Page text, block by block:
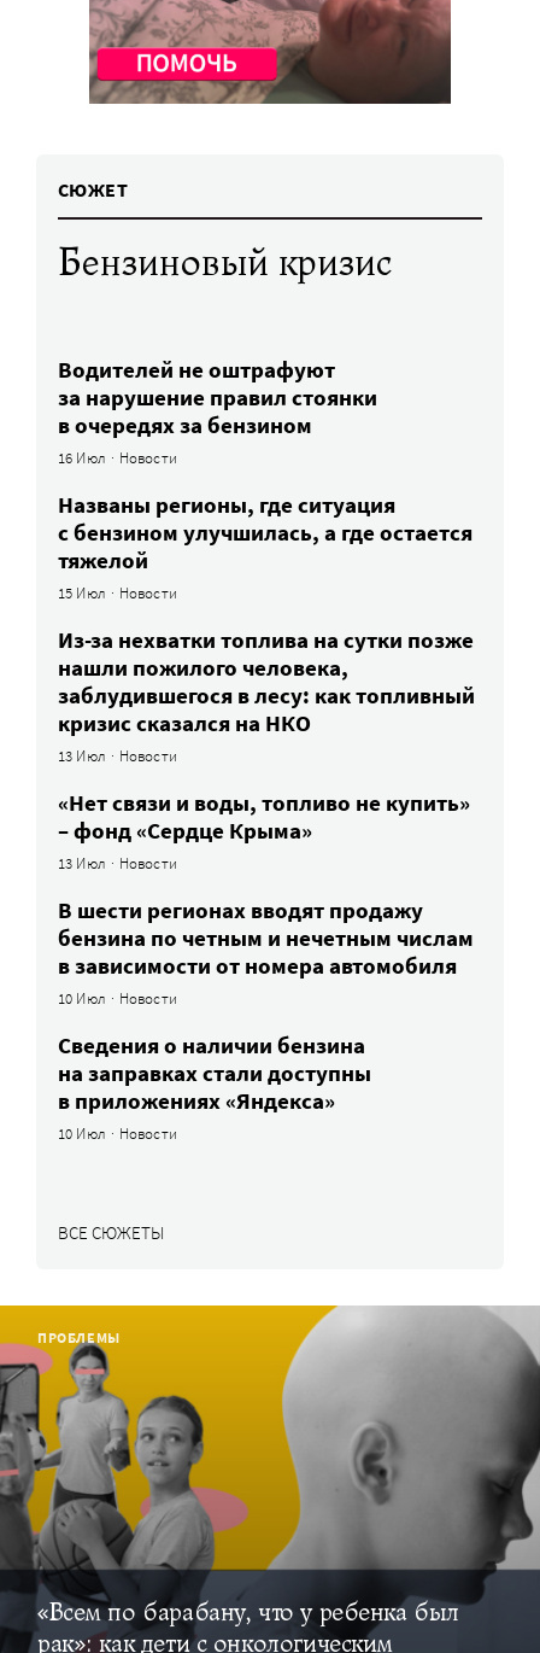
CЮЖЕТ
Бензиновый кризис
Водителей не оштрафуют
за нарушение правил стоянки
в очередях за бензином
16 Июл · Новости
Названы регионы, где ситуация
с бензином улучшилась, а где остается
тяжелой
15 Июл · Новости
Из-за нехватки топлива на сутки позже
нашли пожилого человека,
заблудившегося в лесу: как топливный
кризис сказался на НКО
13 Июл · Новости
«Нет связи и воды, топливо не купить»
– фонд «Сердце Крыма»
13 Июл · Новости
В шести регионах вводят продажу
бензина по четным и нечетным числам
в зависимости от номера автомобиля
10 Июл · Новости
Сведения о наличии бензина
на заправках стали доступны
в приложениях «Яндекса»
10 Июл · Новости
ВСЕ СЮЖЕТЫ
ПРОБЛЕМЫ
«Всем по барабану, что у ребенка был
рак»: как дети с онкологическим